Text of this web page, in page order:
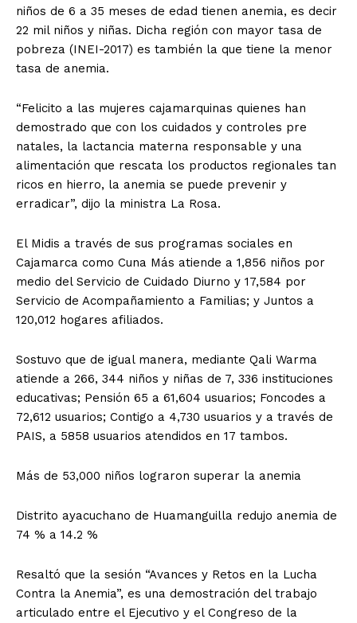
niños de 6 a 35 meses de edad tienen anemia, es decir
22 mil niños y niñas. Dicha región con mayor tasa de
pobreza (INEI-2017) es también la que tiene la menor
tasa de anemia.
“Felicito a las mujeres cajamarquinas quienes han
demostrado que con los cuidados y controles pre
natales, la lactancia materna responsable y una
alimentación que rescata los productos regionales tan
ricos en hierro, la anemia se puede prevenir y
erradicar”, dijo la ministra La Rosa.
El Midis a través de sus programas sociales en
Cajamarca como Cuna Más atiende a 1,856 niños por
medio del Servicio de Cuidado Diurno y 17,584 por
Servicio de Acompañamiento a Familias; y Juntos a
120,012 hogares afiliados.
Sostuvo que de igual manera, mediante Qali Warma
atiende a 266, 344 niños y niñas de 7, 336 instituciones
educativas; Pensión 65 a 61,604 usuarios; Foncodes a
72,612 usuarios; Contigo a 4,730 usuarios y a través de
PAIS, a 5858 usuarios atendidos en 17 tambos.
Más de 53,000 niños lograron superar la anemia
Distrito ayacuchano de Huamanguilla redujo anemia de
74 % a 14.2 %
Resaltó que la sesión “Avances y Retos en la Lucha
Contra la Anemia”, es una demostración del trabajo
articulado entre el Ejecutivo y el Congreso de la